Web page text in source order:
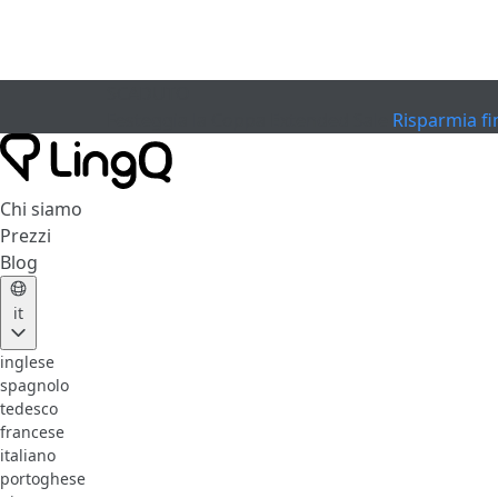
Risparmia
Chi siamo
Prezzi
Blog
it
inglese
spagnolo
tedesco
francese
italiano
portoghese